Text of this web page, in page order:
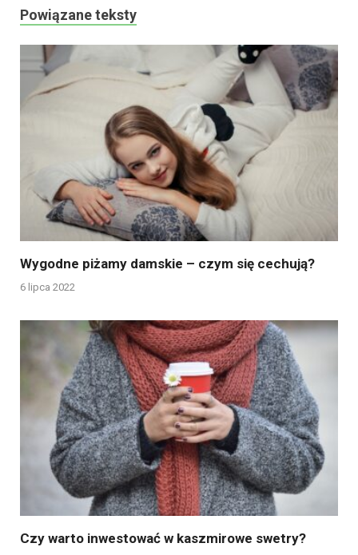
Powiązane teksty
Wygodne piżamy damskie – czym się cechują?
6 lipca 2022
Czy warto inwestować w kaszmirowe swetry?